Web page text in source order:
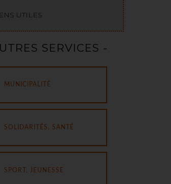
UTILES
SERVICES -
MUNICIPALITÉ
SOLIDARITÉS, SANTÉ
SPORT, JEUNESSE